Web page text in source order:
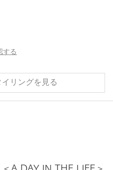
する
リングを見る